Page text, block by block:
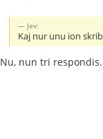
Jev:
Kaj nur unu ion
Nu, nun tri